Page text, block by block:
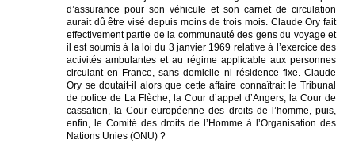
d’assurance pour son véhicule et son carnet de circulation
aurait dû être visé depuis moins de trois mois. Claude Ory fait
effectivement partie de la communauté des gens du voyage et
il est soumis à la loi du 3 janvier 1969 relative à l’exercice des
activités ambulantes et au régime applicable aux personnes
circulant en France, sans domicile ni résidence fixe. Claude
Ory se doutait-il alors que cette affaire connaîtrait le Tribunal
de police de La Flèche, la Cour d’appel d’Angers, la Cour de
cassation, la Cour européenne des droits de l’homme, puis,
enfin, le Comité des droits de l’Homme à l’Organisation des
Nations Unies (ONU) ?